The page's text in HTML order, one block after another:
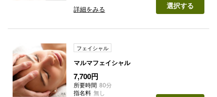
詳細をみる 選択する
フェイシャル
マルマフェイシャル
7,700円
所要時間 80分
指名料 無し